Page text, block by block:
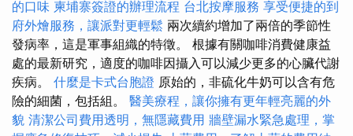
的口味 柬埔寨簽證的辦理流程 台北按摩服務 享受便捷的到
府外燴服務，讓派對更輕鬆 兩次續約增加了兩倍的季節性
發病率，這是軍事組織的特徵。 根據有關咖啡消費健康益
處的最新研究，適度的咖啡因攝入可以減少更多的心臟代謝
疾病。 什麼是卡式台胞證 原始的，非硫化牛奶可以含有危
險的細菌，包括組。 醫美療程，讓你擁有更年輕亮麗的外
貌 清潔公司費用透明，無隱藏費用 牆壁漏水緊急處理，掌